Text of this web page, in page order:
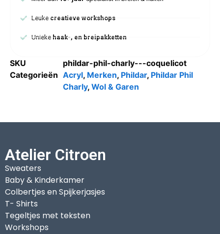
Leuke creatieve workshops
Uniekehaak-, en breipakketten
SKU
phildar-phil-charly---coquelicot
Categorieën Acryl, Merken, Phildar, Phildar Phil
Charly, Wol & Garen
Atelier Citroen
Sweaters
Baby & Kinderkamer
Colbertjes en Spijkerjasjes
T- Shirts
Tegeltjes met teksten
Workshops